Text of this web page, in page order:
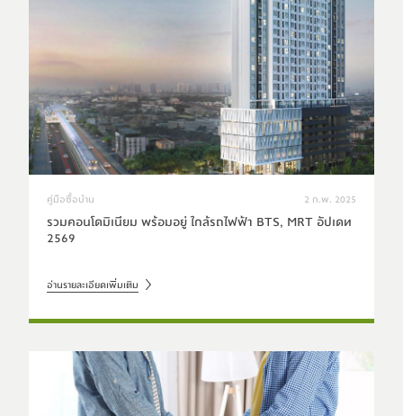
คู่มือซื้อบ้าน 2 ก.พ. 2025
รวมคอนโดมิเนียม พร้อมอยู่ ใกล้รถไฟฟ้า BTS, MRT อัปเดท
2569
อ่านรายละเอียดเพิ่มเติม